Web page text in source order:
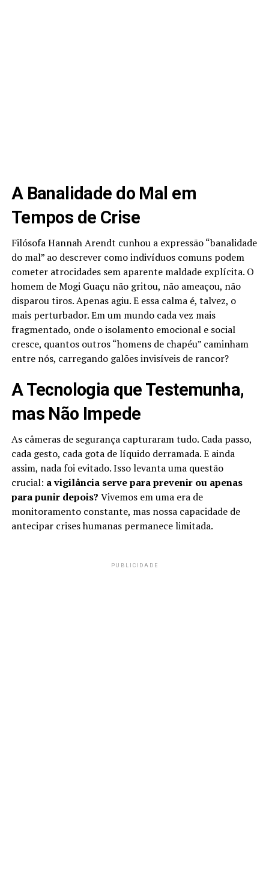
A Banalidade do Mal em
Tempos de Crise
Filósofa Hannah Arendt cunhou a expressão “banalidade
do mal” ao descrever como indivíduos comuns podem
cometer atrocidades sem aparente maldade explícita. O
homem de Mogi Guaçu não gritou, não ameaçou, não
disparou tiros. Apenas agiu. E essa calma é, talvez, o
mais perturbador. Em um mundo cada vez mais
fragmentado, onde o isolamento emocional e social
cresce, quantos outros “homens de chapéu” caminham
entre nós, carregando galões invisíveis de rancor?
A Tecnologia que Testemunha,
mas Não Impede
As câmeras de segurança capturaram tudo. Cada passo,
cada gesto, cada gota de líquido derramada. E ainda
assim, nada foi evitado. Isso levanta uma questão
crucial: a vigilância serve para prevenir ou apenas
para punir depois? Vivemos em uma era de
monitoramento constante, mas nossa capacidade de
antecipar crises humanas permanece limitada.
PUBLICIDADE